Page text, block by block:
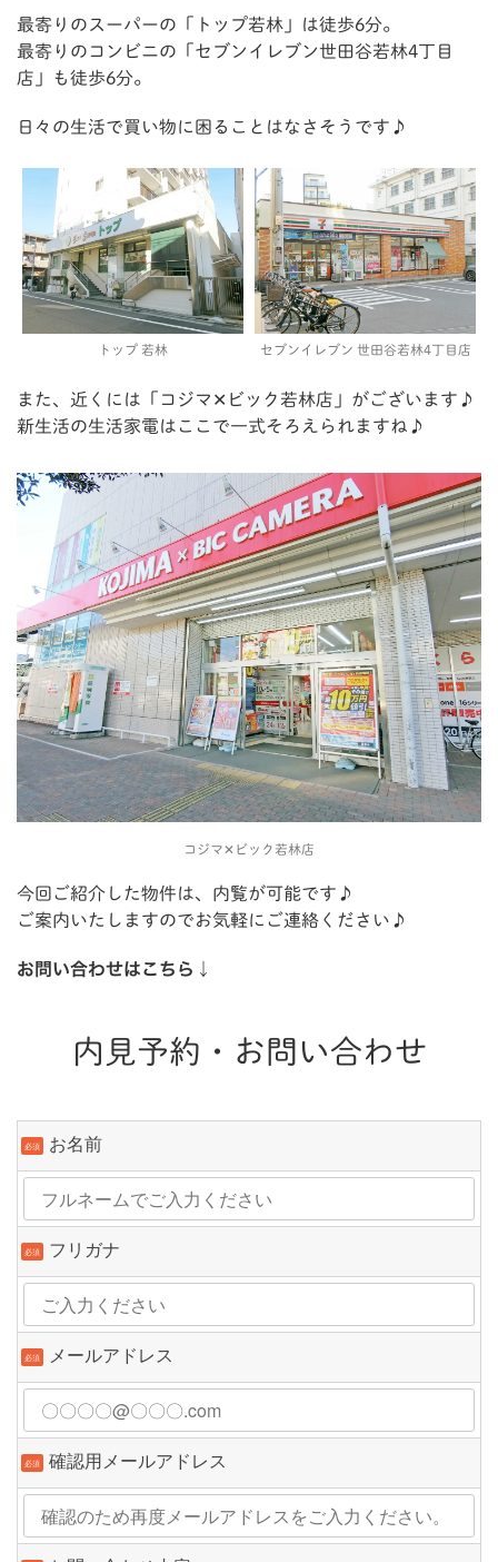
最寄りのスーパーの「トップ若林」は徒歩6分。
最寄りのコンビニの「セブンイレブン世田谷若林4丁目
店」も徒歩6分。
日々の生活で買い物に困ることはなさそうです♪
トップ 若林 セブンイレブン 世田谷若林4丁目店
また、近くには「コジマ✕ビック若林店」がございます♪
新生活の生活家電はここで一式そろえられますね♪
コジマ✕ビック若林店
今回ご紹介した物件は、内覧が可能です♪
ご案内いたしますのでお気軽にご連絡ください♪
お問い合わせはこちら↓
内見予約・お問い合わせ
必須 お名前
必須 フリガナ
必須 メールアドレス
必須 確認用メールアドレス